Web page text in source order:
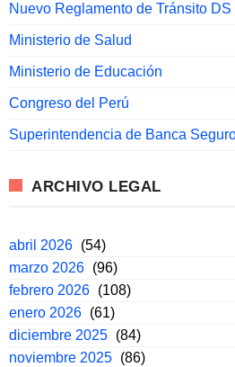
Nuevo Reglamento de Tránsito DS
Ministerio de Salud
Ministerio de Educación
Congreso del Perú
Superintendencia de Banca
ARCHIVO LEGAL
abril 2026 (54)
marzo 2026 (96)
febrero 2026 (108)
enero 2026 (61)
diciembre 2025 (84)
noviembre 2025 (86)